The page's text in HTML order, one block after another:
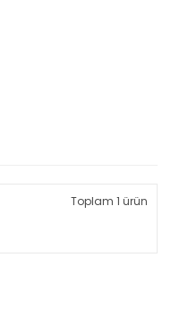
Toplam 1 ürün